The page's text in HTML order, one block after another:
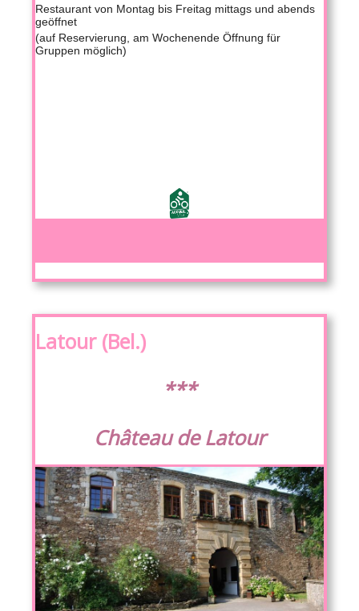
Restaurant von Montag bis Freitag mittags und abends
geöffnet
(auf Reservierung, am Wochenende Öffnung für
Gruppen möglich)
Latour (Bel.)
***
Château de Latour